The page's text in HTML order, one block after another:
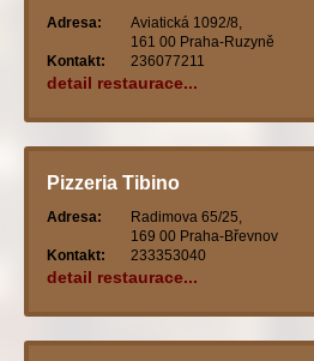
Adresa:
Aviatická 1092/8,
161 00 Praha-Ruzyně
Kontakt:
236077211
detail restaurace...
Pizzeria Tibino
Adresa:
Radimova 65/25,
169 00 Praha-Břevnov
Kontakt:
233353040
detail restaurace...